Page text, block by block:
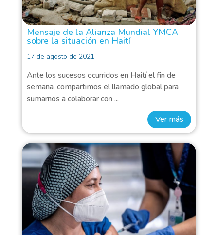
Mensaje de la Alianza Mundial YMCA
sobre la situación en Haití
17 de agosto de 2021
Ante los sucesos ocurridos en Haití el fin de
semana, compartimos el llamado global para
sumarnos a colaborar con ...
Ver más